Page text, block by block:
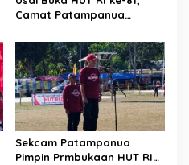
Camat Patampanua
Lurah: Arahan Tegas
Dibumbui Canda, Semua
Fokus Mendengar!
Sekcam Patampanua
Pimpin Prmbukaan HUT RI